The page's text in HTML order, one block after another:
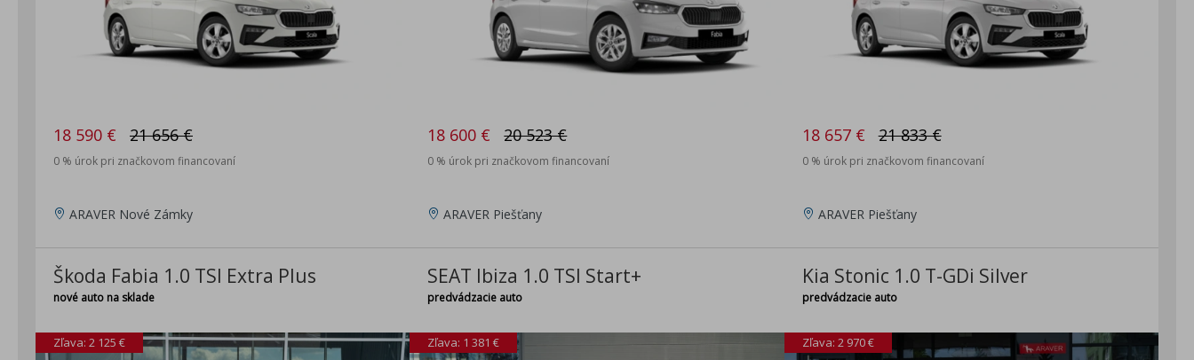
18 590 € 21 656 €
0 % úrok pri značkovom financovaní
ARAVER Nové Zámky
18 600 € 20 523 €
0 % úrok pri značkovom financovaní
ARAVER Piešťany
18 657 € 21 833 €
0 % úrok pri značkovom financovaní
ARAVER Piešťany
Škoda Fabia 1.0 TSI Extra Plus
nové auto na sklade
Zľava: 2 125 €
SEAT Ibiza 1.0 TSI Start+
predvádzacie auto
Zľava: 1 381 €
Kia Stonic 1.0 T-GDi Silver
predvádzacie auto
Zľava: 2 970 €